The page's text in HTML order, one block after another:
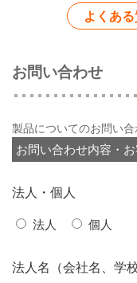
よくあ
お問い合わせ
製品についてのお問い合